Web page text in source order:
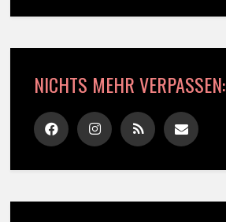
NICHTS MEHR VERPASSEN: